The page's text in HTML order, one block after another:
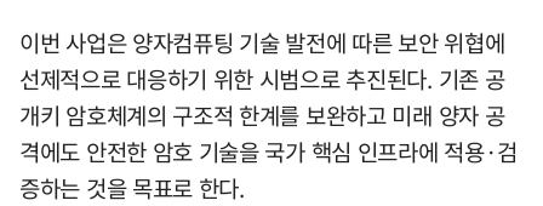
이번 사업은 양자컴퓨팅 기술 발전에 따른 보안 위협에
선제적으로 대응하기 위한 시범으로 추진된다. 기존 공
개키 암호체계의 구조적 한계를 보완하고 미래 양자 공
격에도 안전한 암호 기술을 국가 핵심 인프라에 적용·검
증하는 것을 목표로 한다.